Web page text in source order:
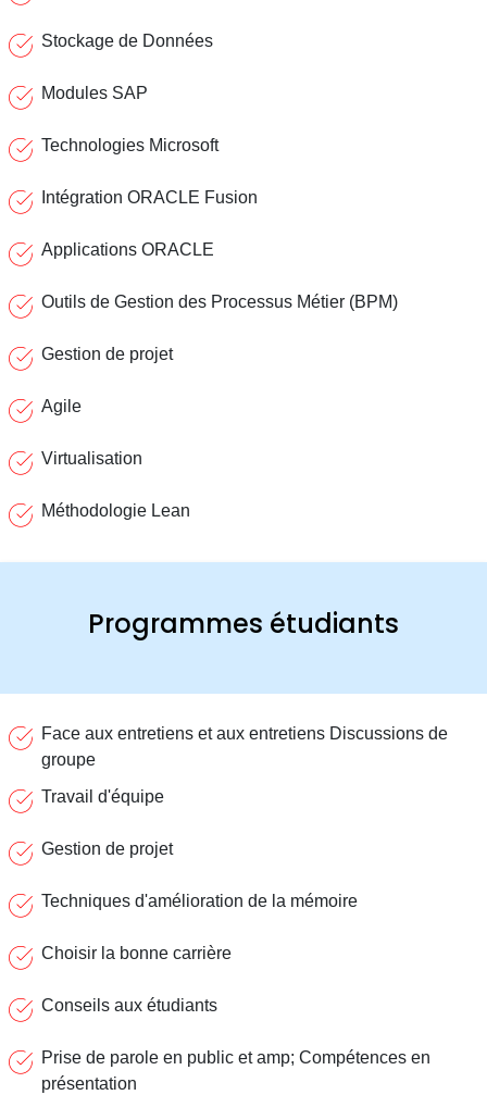
Stockage de Données
Modules SAP
Technologies Microsoft
Intégration ORACLE Fusion
Applications ORACLE
Outils de Gestion des Processus Métier (BPM)
Gestion de projet
Agile
Virtualisation
Méthodologie Lean
Programmes étudiants
Face aux entretiens et aux entretiens Discussions de
groupe
Travail d'équipe
Gestion de projet
Techniques d'amélioration de la mémoire
Choisir la bonne carrière
Conseils aux étudiants
Prise de parole en public et amp; Compétences en
présentation